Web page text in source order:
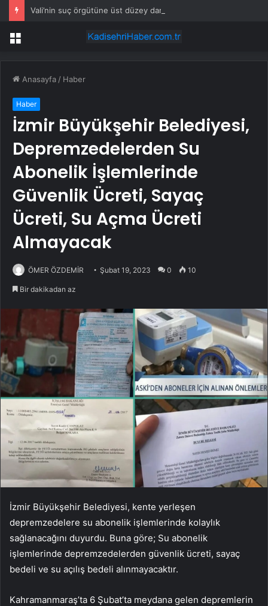
Vali’nin suç örgütüne üst düzey darbe
Menü
Anasayfa / Haber
Haber
İzmir Büyükşehir Belediyesi,
Depremzedelerden Su
Abonelik İşlemlerinde
Güvenlik Ücreti, Sayaç
Ücreti, Su Açma Ücreti
Almayacak
ÖMER ÖZDEMİR Şubat 19, 2023 0 10
Bir dakikadan az
İzmir Büyükşehir Belediyesi, kente yerleşen
depremzedelere su abonelik işlemlerinde kolaylık
sağlanacağını duyurdu. Buna göre; Su abonelik
işlemlerinde depremzedelerden güvenlik ücreti, sayaç
bedeli ve su açılış bedeli alınmayacaktır.
Kahramanmaraş’ta 6 Şubat’ta meydana gelen depremlerin